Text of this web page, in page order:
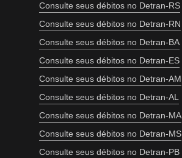
Consulte seus débitos no Detran-RS
Consulte seus débitos no Detran-RN
Consulte seus débitos no Detran-BA
Consulte seus débitos no Detran-ES
Consulte seus débitos no Detran-AM
Consulte seus débitos no Detran-AL
Consulte seus débitos no Detran-MA
Consulte seus débitos no Detran-MS
Consulte seus débitos no Detran-PB